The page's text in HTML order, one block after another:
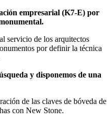
empresarial (K7-E) por
servicio de los arquitectos
por definir la técnica
y disponemos de una
de las claves de bóveda de
con New Stone.